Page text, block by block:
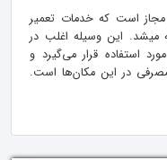
مجاز است که خدمات تعمیر
میشد. این وسیله اغلب در
استفاده قرار می‌گیرد و
در این مکان‌ها است.